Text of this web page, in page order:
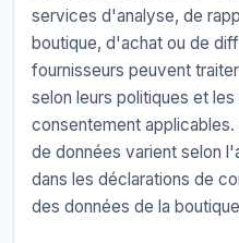
services d'analyse, de
boutique, d'achat ou de
fournisseurs peuvent
selon leurs politiques et
consentement
de données varient selon
dans les déclarations de
des données de la